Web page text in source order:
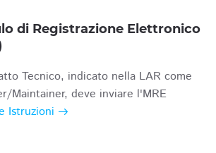
di Registrazione Elettronico
Tecnico, indicato nella LAR come
Maintainer, deve inviare l'MRE
Istruzioni